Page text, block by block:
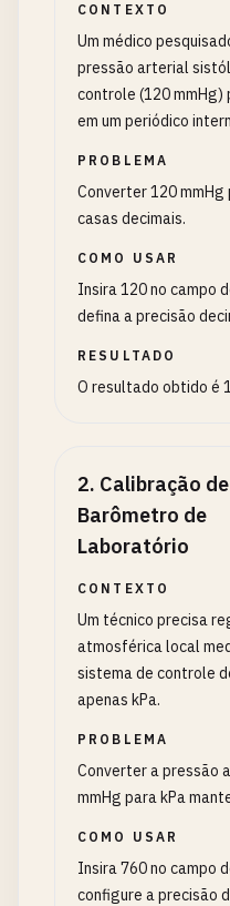
CONTEXTO
Um médico
pressão arterial
controle (120 mmHg)
em um periódico
PROBLEMA
Converter 120 mmHg
casas decimais.
COMO USAR
Insira 120 no campo
defina a precisão
RESULTADO
O resultado obtido é
2. Calibração de
Barômetro de
Laboratório
CONTEXTO
Um técnico precisa
atmosférica local
sistema de controle
apenas kPa.
PROBLEMA
Converter a pressão
mmHg para kPa
COMO USAR
Insira 760 no campo
configure a precisão